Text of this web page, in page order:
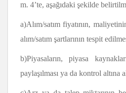
m. 4’te, aşağıdaki şekilde
a)Alım/satım fiyatının,
alım/satım şartlarının tespit
b)Piyasaların, piyasa
paylaşılması ya da kontrol altına